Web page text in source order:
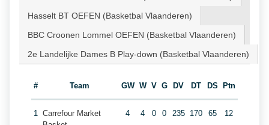
Hasselt BT OEFEN (Basketbal Vlaanderen)
BBC Croonen Lommel OEFEN (Basketbal Vlaanderen)
2e Landelijke Dames B Play-down (Basketbal Vlaanderen)
# Team GW W V G DV DT DS Ptn
1 Carrefour Market
4 4 0 0 235 170 65 12